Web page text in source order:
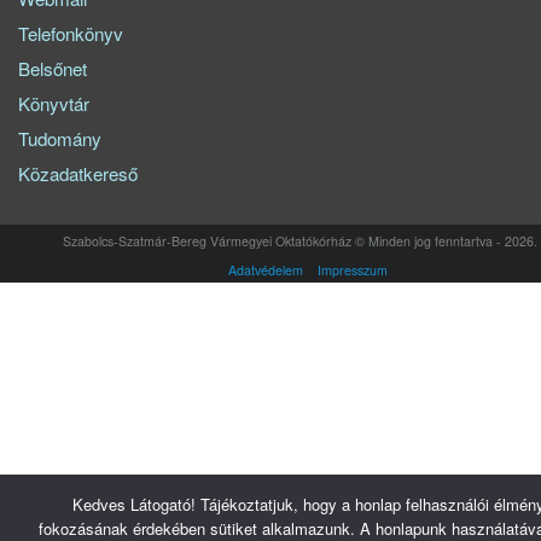
Telefonkönyv
Belsőnet
Könyvtár
Tudomány
Közadatkereső
Szabolcs-Szatmár-Bereg Vármegyei Oktatókórház © Minden jog fenntartva - 2026.
Adatvédelem
Impresszum
Kedves Látogató! Tájékoztatjuk, hogy a honlap felhasználói
fokozásának érdekében sütiket alkalmazunk. A honlapunk